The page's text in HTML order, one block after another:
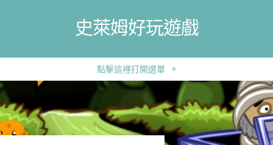
史萊姆好玩遊戲
點擊這裡打開選單 +